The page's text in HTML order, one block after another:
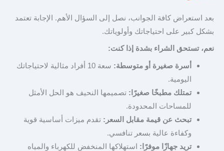
بعد استعراض كافة الجوانب، نصل إلى السؤال الأهم. الإجابة تعتمد
بشكل كبير على احتياجاتك وأولوياتك.
نعم، تستحق الشراء بشدة إذا كنت:
أسرة صغيرة أو متوسطة:
سعة 10 أفراد مثالية لاحتياجاتك
اليومية.
تمتلك مطبخًا صغيرًا: تصميمها النحيف هو الحل الأمثل
للمساحات المحدودة.
تبحث عن قيمة مقابل السعر: تقدم ميزات أساسية قوية
وكفاءة عالية بسعر تنافسي.
تريد جهازًا موفرًا: استهلاكها المنخفض للكهرباء والمياه